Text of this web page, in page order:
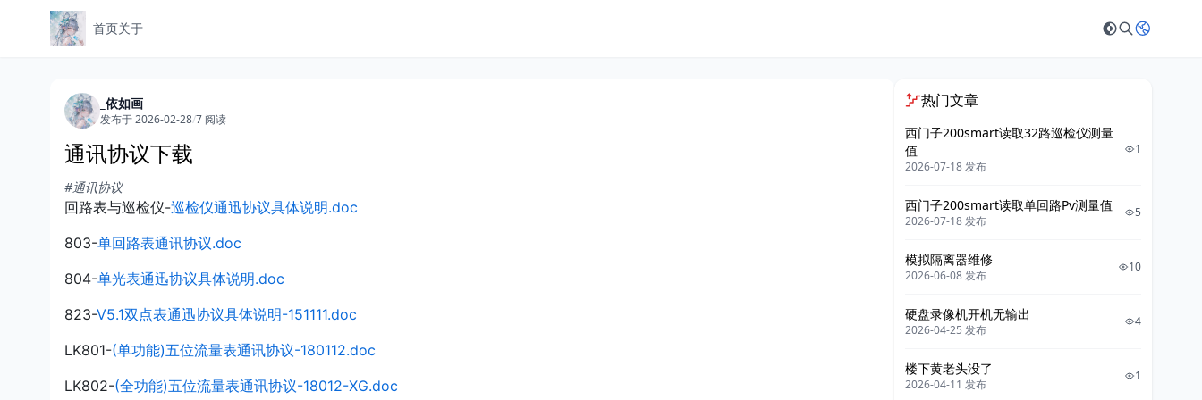
首页关于
_依如画
发布于 2026-02-28/7 阅读
通讯协议下载
#通讯协议
回路表与巡检仪-巡检仪通迅协议具体说明.doc
803-单回路表通讯协议.doc
804-单光表通迅协议具体说明.doc
823-V5.1双点表通迅协议具体说明-151111.doc
LK801-(单功能)五位流量表通讯协议-180112.doc
LK802-(全功能)五位流量表通讯协议-18012-XG.doc
热门文章
西门子200smart读取32路巡检仪测量
值
2026-07-18 发布
1
西门子200smart读取单回路Pv测量值
2026-07-18 发布
5
模拟隔离器维修
2026-06-08 发布
10
硬盘录像机开机无输出
2026-04-25 发布
4
楼下黄老头没了
2026-04-11 发布
1